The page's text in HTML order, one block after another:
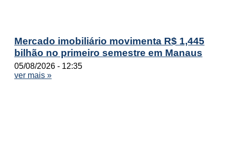
Mercado imobiliário movimenta R$ 1,445
bilhão no primeiro semestre em Manaus
05/08/2026
12:35
ver mais »